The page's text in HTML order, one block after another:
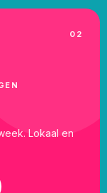
02
Lokaal en